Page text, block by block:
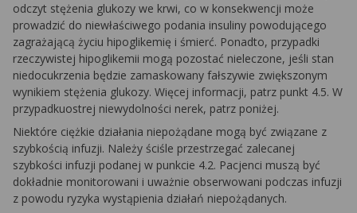
odczyt stężenia glukozy we krwi, co w konsekwencji może
prowadzić do niewłaściwego podania insuliny powodującego
zagrażającą życiu hipoglikemię i śmierć. Ponadto, przypadki
rzeczywistej hipoglikemii mogą pozostać nieleczone, jeśli stan
niedocukrzenia będzie zamaskowany fałszywie zwiększonym
wynikiem stężenia glukozy. Więcej informacji, patrz punkt 4.5. W
przypadkuostrej niewydolności nerek, patrz poniżej.
Niektóre ciężkie działania niepożądane mogą być związane z
szybkością infuzji. Należy ściśle przestrzegać zalecanej
szybkości infuzji podanej w punkcie 4.2. Pacjenci muszą być
dokładnie monitorowani i uważnie obserwowani podczas infuzji
z powodu ryzyka wystąpienia działań niepożądanych.